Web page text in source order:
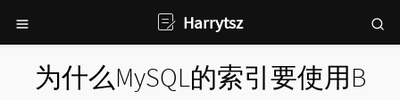
Harrytsz
为什么MySQL的索引要使用B